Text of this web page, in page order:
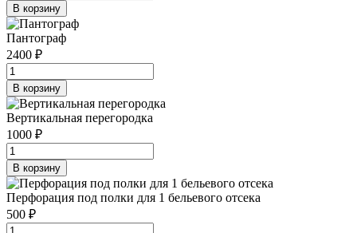
В корзину
Пантограф
2400 ₽
В корзину
Вертикальная перегородка
1000 ₽
В корзину
Перфорация под полки для 1 бельевого отсека
500 ₽